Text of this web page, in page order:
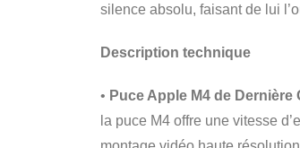
silence absolu, faisant de lui
Description technique
• Puce Apple M4 de Dernière
la puce M4 offre une vitesse